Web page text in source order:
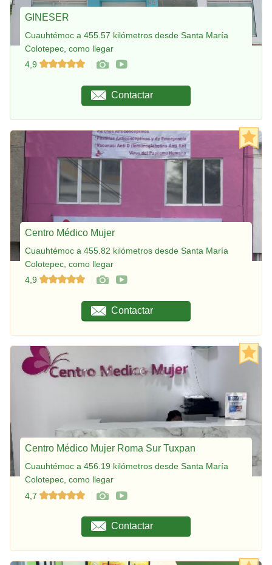
GINESER
Cuauhtémoc a 455.57 kilómetros desde Santa María
Colotepec, como llegar
4,9
Contactar
Centro Médico Mujer
Cuauhtémoc a 455.82 kilómetros desde Santa María
Colotepec, como llegar
4,9
Contactar
Centro Médico Mujer Roma Sur Tuxpan
Cuauhtémoc a 456.19 kilómetros desde Santa María
Colotepec, como llegar
4,7
Contactar